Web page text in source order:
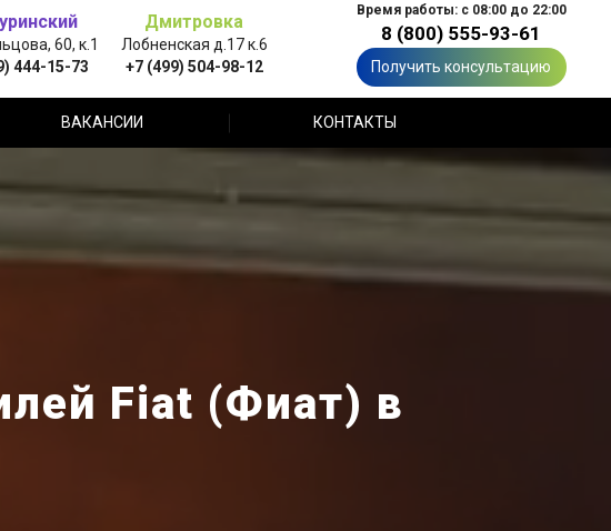
60, к.1
444-15-73
Дмитровка
Лобненская д.17 к.6
+7 (499) 504-98-12
Время работы: с 08:00 до 22:00
8 (800) 555-93-61
Получить консультацию
ВАКАНСИИ КОНТАКТЫ
Fiat (Фиат) в